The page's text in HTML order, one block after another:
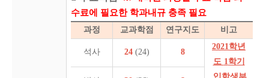
수료에 필요한 학과내규 충족 필요
과정 교과학점 연구지도 비고
석사 24 (24) 8
2021학년
도 1학기